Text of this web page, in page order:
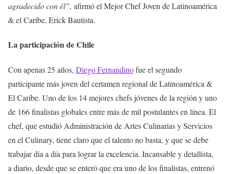
agradecido con él”, afirmó el Mejor Chef Joven de Latinoamérica
& el Caribe, Erick Bautista.
La participación de Chile
Con apenas 25 años, Diego Fernandinofue el segundo
participante más joven del certamen regional de Latinoamérica &
El Caribe. Uno de los 14 mejores chefs jóvenes de la región y uno
de 166 finalistas globales entre más de mil postulantes en línea. El
chef, que estudió Administración de Artes Culinarias y Servicios
en el Culinary, tiene claro que el talento no basta, y que se debe
trabajar día a día para lograr la excelencia. Incansable y detallista,
a diario, desde que se enteró que era uno de los finalistas, entrenó